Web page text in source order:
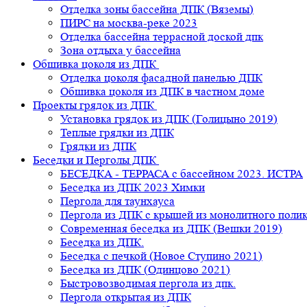
Отделка зоны бассейна ДПК (Вяземы)
ПИРС на москва-реке 2023
Отделка бассейна террасной доской дпк
Зона отдыха у бассейна
Обшивка цоколя из ДПК
Отделка цоколя фасадной панелью ДПК
Обшивка цоколя из ДПК в частном доме
Проекты грядок из ДПК
Установка грядок из ДПК (Голицыно 2019)
Теплые грядки из ДПК
Грядки из ДПК
Беседки и Перголы ДПК
БЕСЕДКА - ТЕРРАСА с бассейном 2023. ИСТРА
Беседка из ДПК 2023 Химки
Пергола для таунхауса
Пергола из ДПК с крышей из монолитного
Современная беседка из ДПК (Вешки 2019)
Беседка из ДПК.
Беседка с печкой (Новое Ступино 2021)
Беседка из ДПК (Одинцово 2021)
Быстровозводимая пергола из дпк.
Пергола открытая из ДПК